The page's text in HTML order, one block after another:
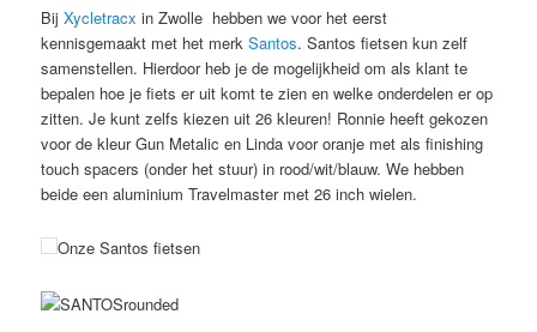
BijXycletracx in Zwolle hebben we voor het eerst
kennisgemaakt met het merkSantos. Santos fietsen kun zelf
samenstellen. Hierdoor heb je de mogelijkheid om als klant te
bepalen hoe je fiets er uit komt te zien en welke onderdelen er op
zitten. Je kunt zelfs kiezen uit 26 kleuren! Ronnie heeft gekozen
voor de kleur Gun Metalic en Linda voor oranje met als finishing
touch spacers (onder het stuur) in rood/wit/blauw. We hebben
beide een aluminium Travelmaster met 26 inch wielen.
Onze Santos fietsen